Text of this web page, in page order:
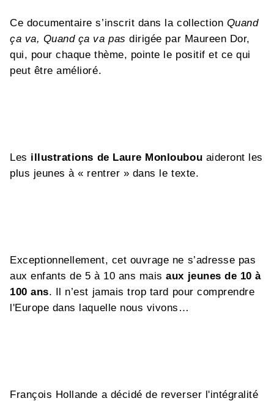
Ce documentaire s’inscrit dans la collection Quand
ça va, Quand ça va pas dirigée par Maureen Dor,
qui, pour chaque thème, pointe le positif et ce qui
peut être amélioré.
Les illustrations de Laure Monloubou aideront les
plus jeunes à « rentrer » dans le texte.
Exceptionnellement, cet ouvrage ne s’adresse pas
aux enfants de 5 à 10 ans maisaux jeunes de 10 à
100 ans. Il n’est jamais trop tard pour comprendre
l'Europe dans laquelle nous vivons…
François Hollande a décidé de reverser l'intégralité